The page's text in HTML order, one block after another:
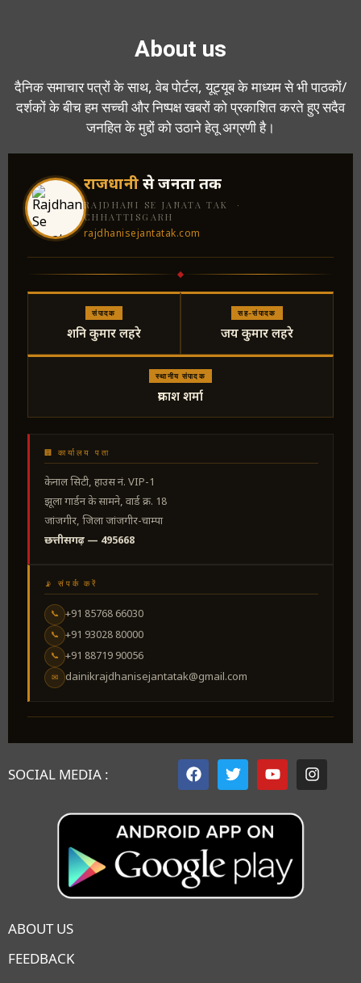
About us
दैनिक समाचार पत्रों के साथ, वेब पोर्टल, यूट्यूब के माध्यम से भी पाठकों/
दर्शकों के बीच हम सच्ची और निष्पक्ष खबरों को प्रकाशित करते हुए सदैव
जनहित के मुद्दों को उठाने हेतू अग्रणी है।
राजधानीसे जनता तक
RAJDHANI SE JANATA TAK ·
CHHATTISGARH
rajdhanisejantatak.com
संपादक
शनि कुमार लहरे
सह-संपादक
जय कुमार लहरे
स्थानीय संपादक
प्रकाश शर्मा
🏢 कार्यालय पता
केनाल सिटी, हाउस नं. VIP-1
झूला गार्डन के सामने, वार्ड क्र. 18
जांजगीर, जिला जांजगीर-चाम्पा
छत्तीसगढ़ — 495668
📡 संपर्क करें
📞 +91 85768 66030
📞 +91 93028 80000
📞 +91 88719 90056
✉ dainikrajdhanisejantatak@gmail.com
SOCIAL MEDIA :
ABOUT US
FEEDBACK